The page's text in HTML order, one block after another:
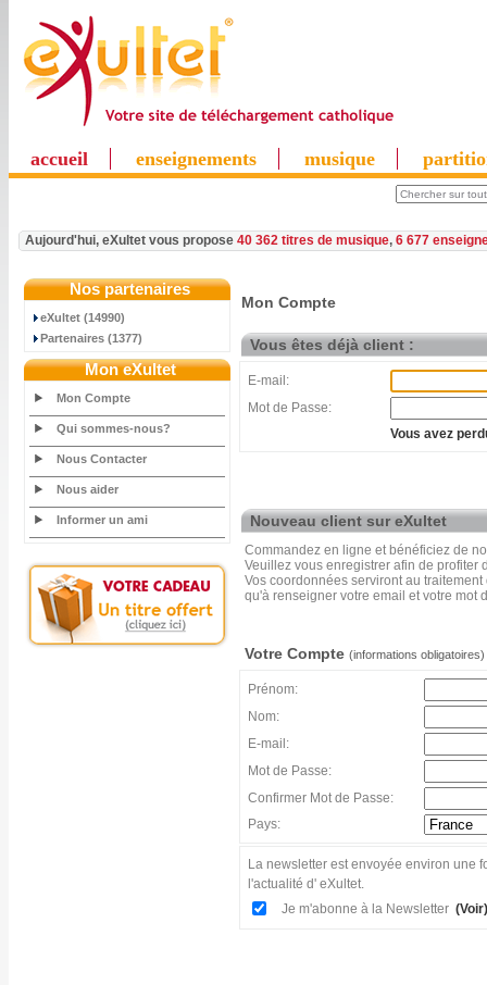
accueil enseignements musique
Aujourd'hui, eXultet vous propose 40 362 titres de musique, 6 677
Nos partenaires
eXultet (14990)
Partenaires (1377)
Mon eXultet
Mon Compte
Qui sommes-nous?
Nous Contacter
Nous aider
Informer un ami
Mon Compte
Vous êtes déjà client :
E-mail:
Mot de Passe:
Vous avez
Nouveau client sur eXultet
Commandez en ligne et bénéficiez de
Veuillez vous enregistrer afin de profiter
Vos coordonnées serviront au
qu'à renseigner votre email et votre mot
Votre Compte (informations obligatoires)
Prénom:
Nom:
E-mail:
Mot de Passe:
Confirmer Mot de Passe:
Pays:
La newsletter est envoyée environ une
l'actualité d' eXultet.
Je m'abonne à la Newsletter (Voir)